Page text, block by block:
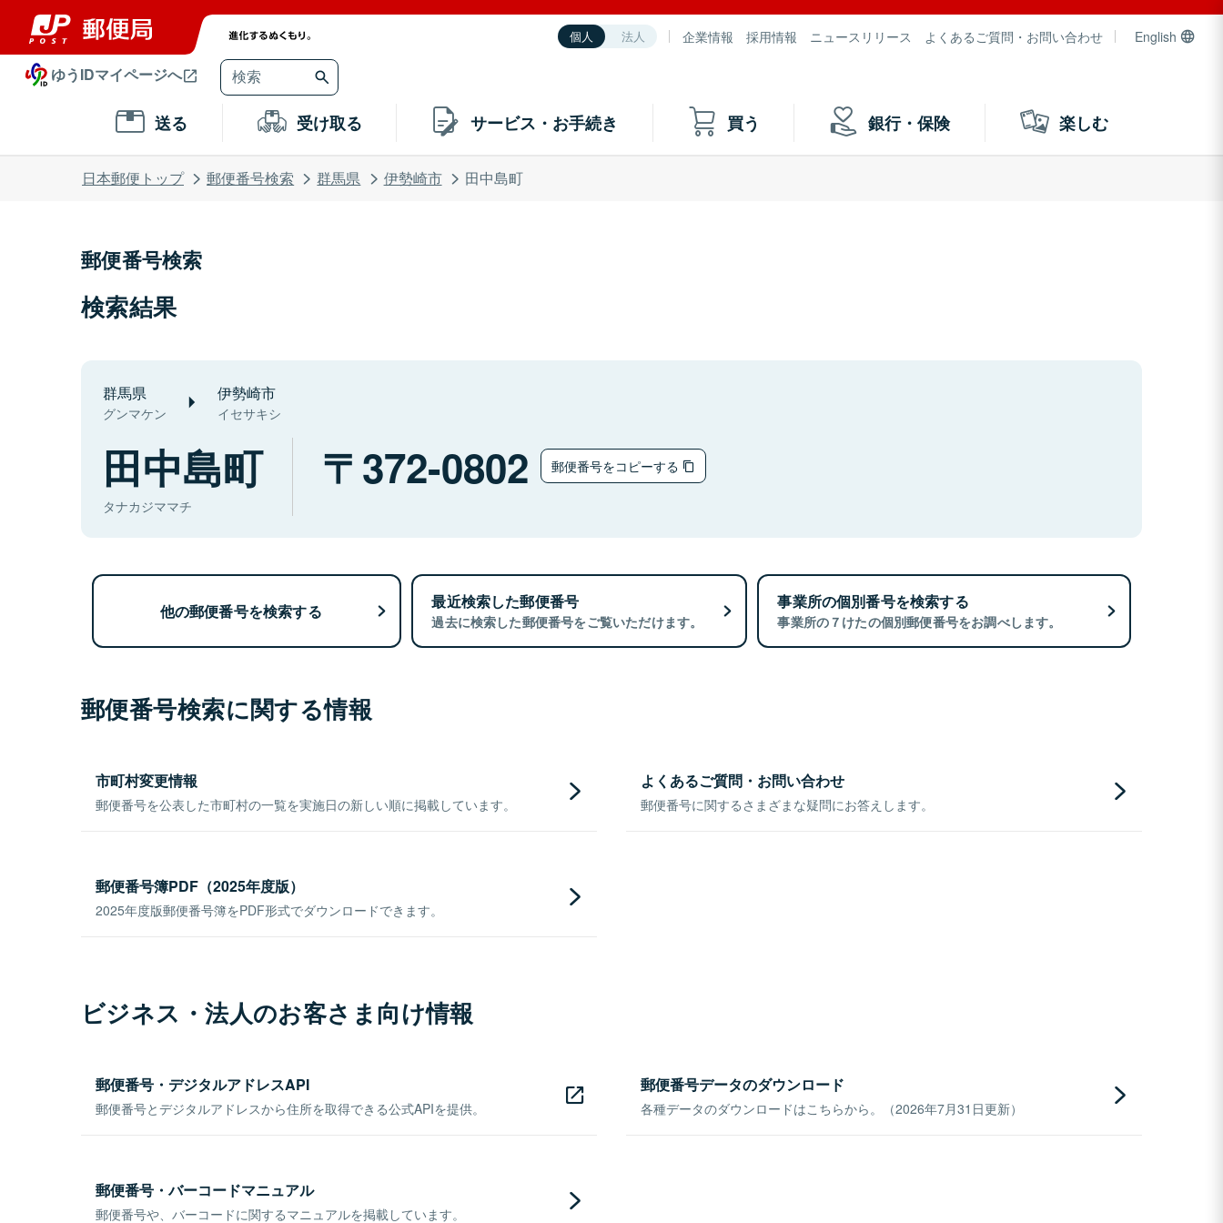
個人 法人 企業情報 採用情報 ニュースリリース よくあるご質問・お問い合わせ English
ゆうIDマイページへ
送る 受け取る サービス・お手続き 買う 銀行・保険 楽しむ
日本郵便トップ 郵便番号検索 群馬県 伊勢崎市 田中島町
郵便番号検索
検索結果
群馬県
グンマケン
伊勢崎市
イセサキシ
田中島町
タナカジママチ
372-0802 郵便番号をコピーする
他の郵便番号を検索する 最近検索した郵便番号
過去に検索した郵便番号をご覧いただけます。
事業所の個別番号を検索する
事業所の７けたの個別郵便番号をお調べします。
郵便番号検索に関する情報
市町村変更情報
郵便番号を公表した市町村の一覧を実施日の新しい順に掲載しています。
よくあるご質問・お問い合わせ
郵便番号に関するさまざまな疑問にお答えします。
郵便番号簿PDF（2025年度版）
2025年度版郵便番号簿をPDF形式でダウンロードできます。
ビジネス・法人のお客さま向け情報
郵便番号・デジタルアドレスAPI
郵便番号とデジタルアドレスから住所を取得できる公式APIを提供。
郵便番号データのダウンロード
各種データのダウンロードはこちらから。（2026年7月31日更新）
郵便番号・バーコードマニュアル
郵便番号や、バーコードに関するマニュアルを掲載しています。